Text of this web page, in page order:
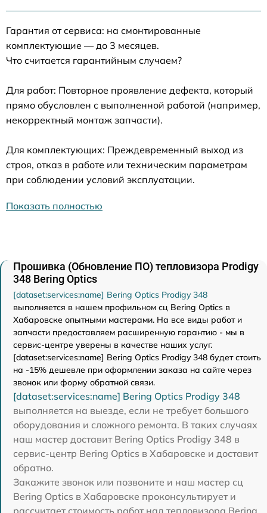
Гарантия от сервиса: на смонтированные
комплектующие — до 3 месяцев.
Что считается гарантийным случаем?
Для работ: Повторное проявление дефекта, который
прямо обусловлен с выполненной работой (например,
некорректный монтаж запчасти).
Для комплектующих: Преждевременный выход из
строя, отказ в работе или техническим параметрам
при соблюдении условий эксплуатации.
Показать полностью
Прошивка (Обновление ПО) тепловизора Prodigy
348 Bering Optics
[dataset:services:name] Bering Optics Prodigy 348
выполняется в нашем профильном сц Bering Optics в
Хабаровске опытными мастерами. На все виды работ и
запчасти предоставляем расширенную гарантию - мы в
сервис-центре уверены в качестве наших услуг.
[dataset:services:name] Bering Optics Prodigy 348 будет стоить
на -15% дешевле при оформлении заказа на сайте через
звонок или форму обратной связи.
[dataset:services:name] Bering Optics Prodigy 348
выполняется на выезде, если не требует большого
оборудования и сложного ремонта. В таких случаях
наш мастер доставит Bering Optics Prodigy 348 в
сервис-центр Bering Optics в Хабаровске и доставит
обратно.
Закажите звонок или позвоните и наш мастер сц
Bering Optics в Хабаровске проконсультирует и
рассчитает стоимость работ над тепловизора Bering